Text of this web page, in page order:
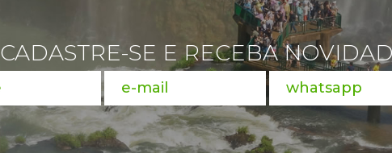
CADASTRE-SE E RECEBA